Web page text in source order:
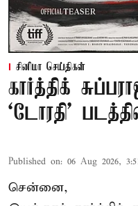
சினிமா செய்திகள்
கார்த்திக்
`டோரதி'
Published on: 06 Aug 2026,
சென்னை,